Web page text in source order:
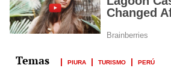
PIURA TURISMO PERÚ